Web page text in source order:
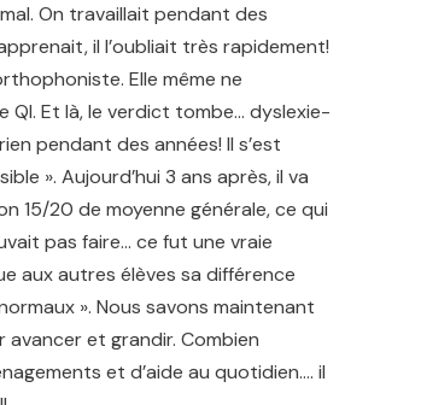
On travaillait pendant des
il l’oubliait très rapidement!
Elle même ne
QI. Et là, le verdict tombe… dyslexie-
pendant des années! Il s’est
». Aujourd’hui 3 ans après, il va
15/20 de moyenne générale, ce qui
pas faire… ce fut une vraie
aux autres élèves sa différence
». Nous savons maintenant
avancer et grandir. Combien
et d’aide au quotidien…. il